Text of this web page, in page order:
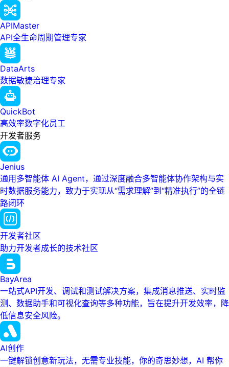
APIMaster
API全生命周期管理专家
DataArts
数据敏捷治理专家
QuickBot
高效率数字化员工
开发者服务
Jenius
通用多智能体 AI Agent，通过深度融合多智能体协作架构与实
时数据服务能力，致力于实现从“需求理解”到“精准执行”的全链
路闭环
开发者社区
助力开发者成长的技术社区
BayArea
一站式API开发、调试和测试解决方案，集成消息推送、实时监
测、数据助手和可视化查询等多种功能，旨在提升开发效率，降
低信息安全风险。
AI创作
一键解锁创意新玩法，无需专业技能，你的奇思妙想，AI 帮你